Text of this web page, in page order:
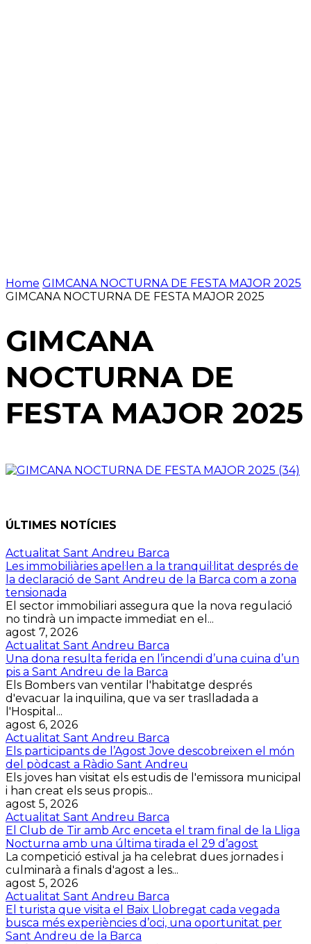
Home GIMCANA NOCTURNA DE FESTA MAJOR 2025
GIMCANA NOCTURNA DE FESTA MAJOR 2025
GIMCANA
NOCTURNA DE
FESTA MAJOR 2025
ÚLTIMES NOTÍCIES
Actualitat Sant Andreu Barca
Les immobiliàries apel·len a la tranquil·litat després de
la declaració de Sant Andreu de la Barca com a zona
tensionada
El sector immobiliari assegura que la nova regulació
no tindrà un impacte immediat en el...
agost 7, 2026
Actualitat Sant Andreu Barca
Una dona resulta ferida en l’incendi d’una cuina d’un
pis a Sant Andreu de la Barca
Els Bombers van ventilar l'habitatge després
d'evacuar la inquilina, que va ser traslladada a
l'Hospital...
agost 6, 2026
Actualitat Sant Andreu Barca
Els participants de l’Agost Jove descobreixen el món
del pòdcast a Ràdio Sant Andreu
Els joves han visitat els estudis de l'emissora municipal
i han creat els seus propis...
agost 5, 2026
Actualitat Sant Andreu Barca
El Club de Tir amb Arc enceta el tram final de la Lliga
Nocturna amb una última tirada el 29 d’agost
La competició estival ja ha celebrat dues jornades i
culminarà a finals d'agost a les...
agost 5, 2026
Actualitat Sant Andreu Barca
El turista que visita el Baix Llobregat cada vegada
busca més experiències d’oci, una oportunitat per
Sant Andreu de la Barca